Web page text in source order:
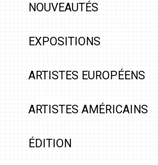
NOUVEAUTÉS
EXPOSITIONS
ARTISTES EUROPÉENS
ARTISTES AMÉRICAINS
ÉDITION